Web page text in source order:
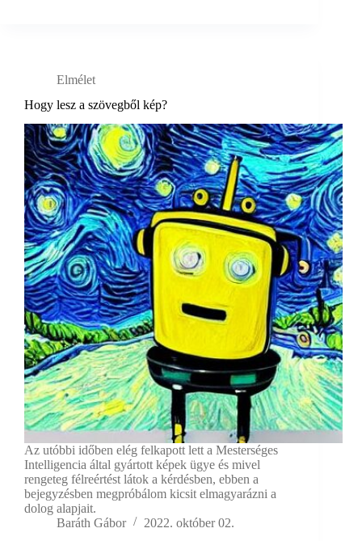
Elmélet
Hogy lesz a szövegből kép?
Az utóbbi időben elég felkapott lett a Mesterséges
Intelligencia által gyártott képek ügye és mivel
rengeteg félreértést látok a kérdésben, ebben a
bejegyzésben megpróbálom kicsit elmagyarázni a
dolog alapjait.
Baráth Gábor
2022. október 02.